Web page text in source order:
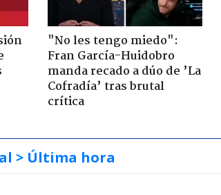
"No les tengo miedo":
Fran García-Huidobro
manda recado a dúo de ’La
Cofradía’ tras brutal
crítica
> Última hora